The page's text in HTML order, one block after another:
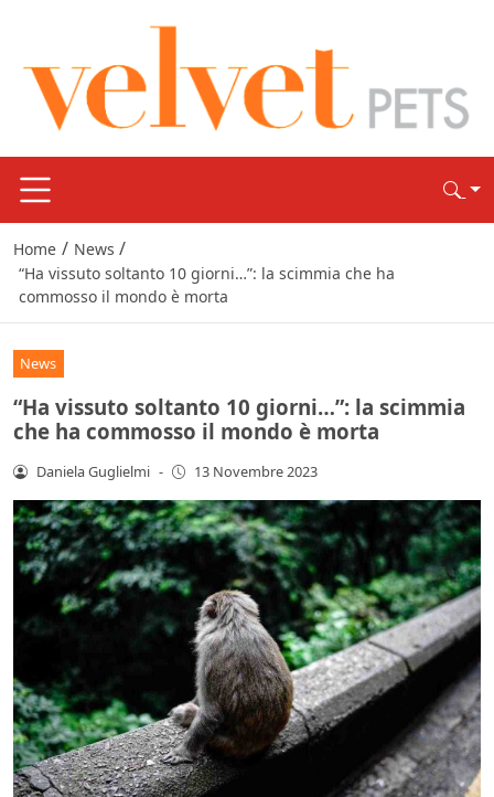
Home / News /
“Ha vissuto soltanto 10 giorni…”: la scimmia che ha
commosso il mondo è morta
News
“Ha vissuto soltanto 10 giorni…”: la scimmia
che ha commosso il mondo è morta
Daniela Guglielmi - 13 Novembre 2023